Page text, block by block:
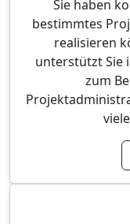
Sie haben
bestimmtes
realisieren
unterstützt Sie
zum